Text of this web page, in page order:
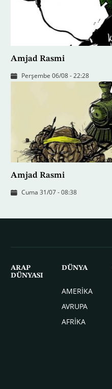
Amjad Rasmi
Perşembe 06/08 - 22:28
Amjad Rasmi
Cuma 31/07 - 08:38
ARAP
DÜNYASI
DÜNYA
AMERİKA
AVRUPA
AFRİKA